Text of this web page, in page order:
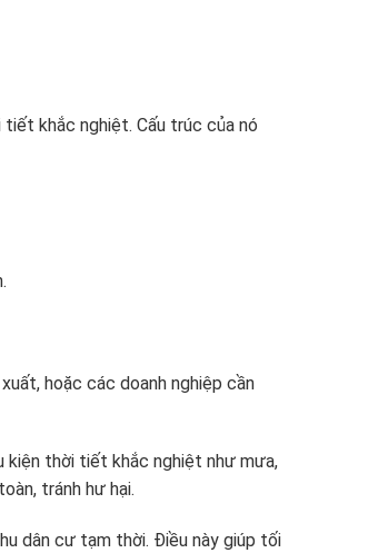
khắc nghiệt. Cấu trúc của nó
hoặc các doanh nghiệp cần
thời tiết khắc nghiệt như mưa,
tránh hư hại.
dân cư tạm thời. Điều này giúp tối